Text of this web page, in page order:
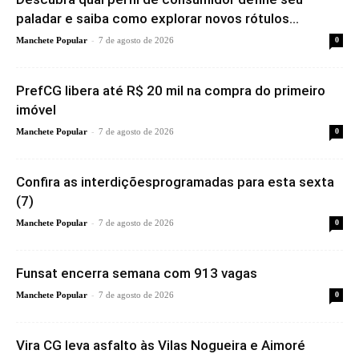
paladar e saiba como explorar novos rótulos...
Manchete Popular - 7 de agosto de 2026 0
PrefCG libera até R$ 20 mil na compra do primeiro
imóvel
Manchete Popular - 7 de agosto de 2026 0
Confira as interdiçõesprogramadas para esta sexta
(7)
Manchete Popular - 7 de agosto de 2026 0
Funsat encerra semana com 913 vagas
Manchete Popular - 7 de agosto de 2026 0
Vira CG leva asfalto às Vilas Nogueira e Aimoré